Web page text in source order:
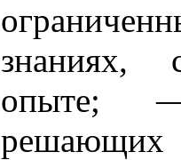
знаниях,
опыте;